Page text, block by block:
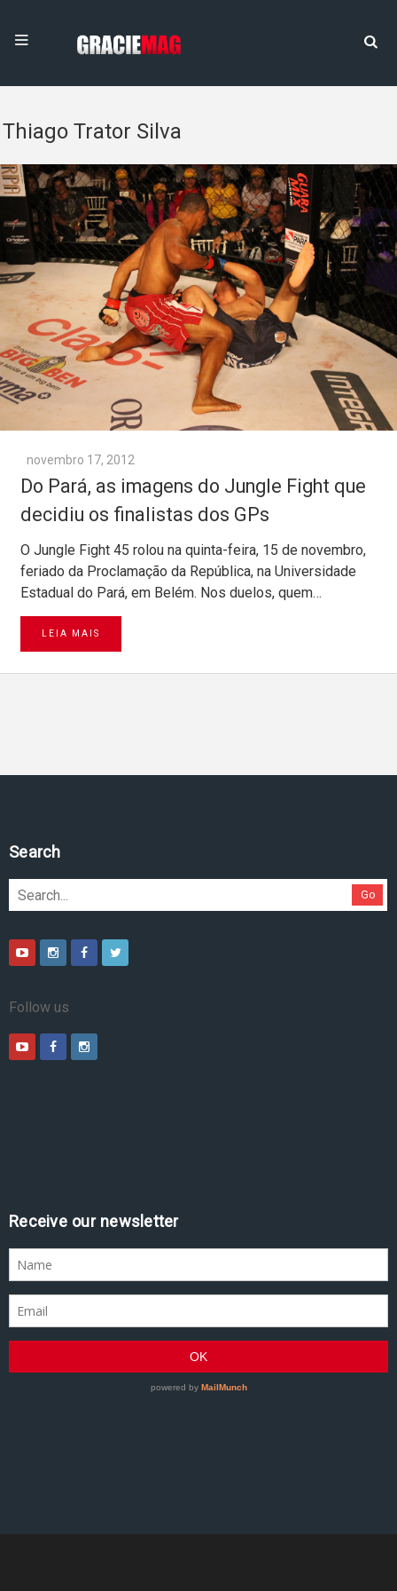
Thiago Trator Silva
novembro 17, 2012
Do Pará, as imagens do Jungle Fight que
decidiu os finalistas dos GPs
O Jungle Fight 45 rolou na quinta-feira, 15 de novembro,
feriado da Proclamação da República, na Universidade
Estadual do Pará, em Belém. Nos duelos, quem…
LEIA MAIS
Search
Go
Follow us
Receive our newsletter